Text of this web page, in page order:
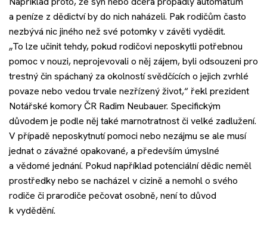
a peníze z dědictví by do nich naházeli. Pak rodičům často
nezbývá nic jiného než své potomky v závěti vydědit.
„To lze učinit tehdy, pokud rodičovi neposkytli potřebnou
pomoc v nouzi, neprojevovali o něj zájem, byli odsouzeni pro
trestný čin spáchaný za okolností svědčících o jejich zvrhlé
povaze nebo vedou trvale nezřízený život,“ řekl prezident
Notářské komory ČR Radim Neubauer. Specifickým
důvodem je podle něj také marnotratnost či velké zadlužení.
V případě neposkytnutí pomoci nebo nezájmu se ale musí
jednat o závažné opakované, a především úmyslné
a vědomé jednání. Pokud například potenciální dědic neměl
prostředky nebo se nacházel v cizině a nemohl o svého
rodiče či prarodiče pečovat osobně, není to důvod
k vydědění.